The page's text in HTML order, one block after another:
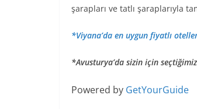
şarapları ve tatlı şaraplarıyla
*Viyana’da en uygun fiyatlı
*Avusturya’da sizin için
Powered by GetYourGuide